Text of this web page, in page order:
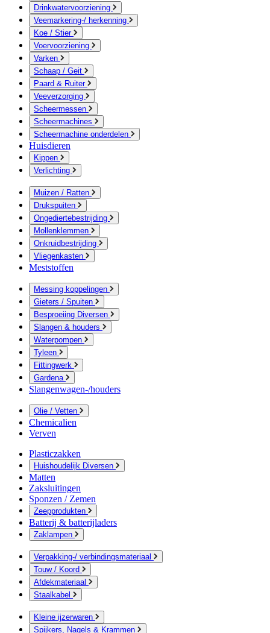
Drinkwatervoorziening
Veemarkering-/ herkenning
Koe / Stier
Voervoorziening
Varken
Schaap / Geit
Paard & Ruiter
Veeverzorging
Scheermessen
Scheermachines
Scheermachine onderdelen
Huisdieren
Kippen
Verlichting
Muizen / Ratten
Drukspuiten
Ongediertebestrijding
Mollenklemmen
Onkruidbestrijding
Vliegenkasten
Meststoffen
Messing koppelingen
Gieters / Spuiten
Besproeiing Diversen
Slangen & houders
Waterpompen
Tyleen
Fittingwerk
Gardena
Slangenwagen-/houders
Olie / Vetten
Chemicalien
Verven
Plasticzakken
Huishoudelijk Diversen
Matten
Zaksluitingen
Sponzen / Zemen
Zeepprodukten
Batterij & batterijladers
Zaklampen
Verpakking-/ verbindingsmateriaal
Touw / Koord
Afdekmateriaal
Staalkabel
Kleine ijzerwaren
Spijkers, Nagels & Krammen